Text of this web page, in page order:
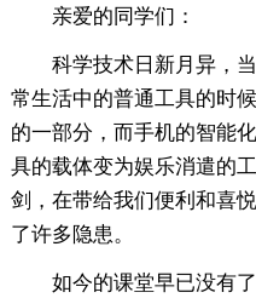
亲爱的同学们：
科学技术日新月异，
常生活中的普通工具的时
的一部分，而手机的智能
具的载体变为娱乐消遣的
剑，在带给我们便利和喜
了许多隐患。
如今的课堂早已没有